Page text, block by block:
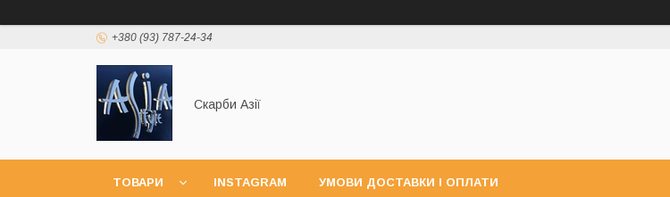
+380 (93) 787-24-34
Скарби Азії
ТОВАРИ INSTAGRAM УМОВИ ДОСТАВКИ І ОПЛАТИ